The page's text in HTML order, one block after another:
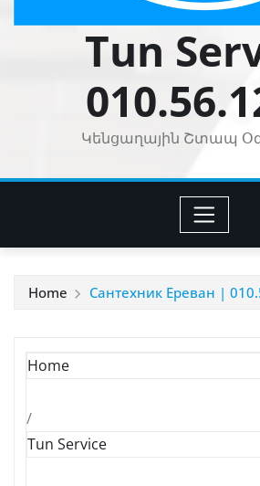
Tun
Կենցաղային Շտապ
Home Сантехник Ереван |
Home
/
Tun Service